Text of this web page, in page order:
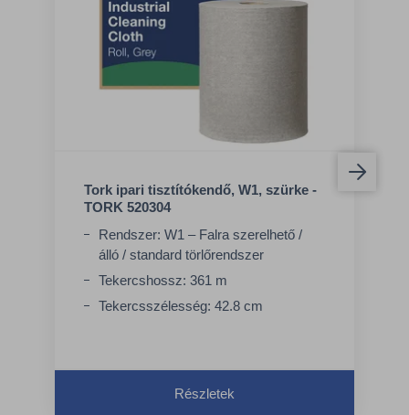
Tork ipari tisztítókendő, W1, szürke -
TORK 520304
Rendszer: W1 – Falra szerelhető /
álló / standard törlőrendszer
Tekercshossz: 361 m
Tekercsszélesség: 42.8 cm
Részletek